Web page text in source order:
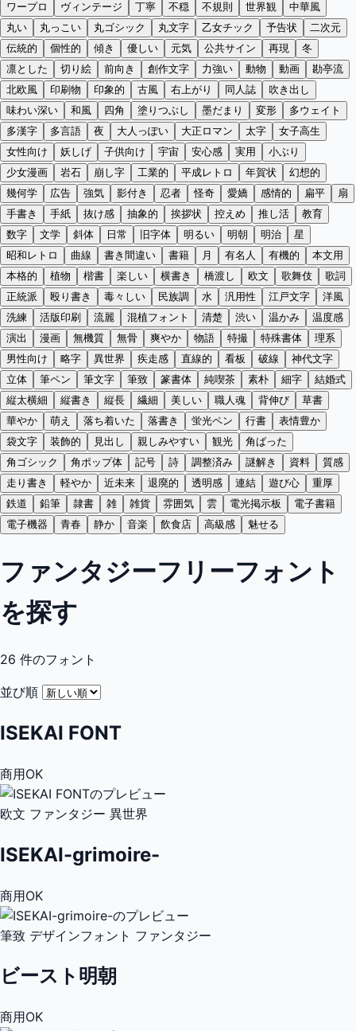
ワープロ
ヴィンテージ 丁寧 不穏 不規則 世界観
中華風
丸い
丸っこい 丸ゴシック 丸文字 乙女チック 予告状
二次元
伝統的
個性的 傾き 優しい 元気 公共サイン 再現
冬
凛とした
切り絵 前向き 創作文字 力強い 動物 動画
勘亭流
北欧風
印刷物 印象的 古風 右上がり 同人誌
吹き出し
味わい深い
和風 四角 塗りつぶし 墨だまり 変形
多ウェイト
多漢字
多言語 夜 大人っぽい 大正ロマン 太字
女子高生
女性向け
妖しげ 子供向け 宇宙 安心感 実用
小ぶり
少女漫画
岩石 崩し字 工業的 平成レトロ 年賀状
幻想的
幾何学
広告 強気 影付き 忍者 怪奇 愛嬌 感情的 扁平
扇
手書き
手紙 抜け感 抽象的 挨拶状 控えめ 推し活
教育
数字
文学 斜体 日常 旧字体 明るい 明朝 明治
星
昭和レトロ
曲線 書き間違い 書籍 月 有名人 有機的
本文用
本格的
植物 楷書 楽しい 横書き 橋渡し 欧文 歌舞伎
歌詞
正統派
殴り書き 毒々しい 民族調 水 汎用性 江戸文字
洋風
洗練
活版印刷 流麗 混植フォント 清楚 渋い 温かみ
温度感
演出
漫画 無機質 無骨 爽やか 物語 特撮 特殊書体
理系
男性向け
略字 異世界 疾走感 直線的 看板 破線
神代文字
立体
筆ペン 筆文字 筆致 篆書体 純喫茶 素朴 細字
結婚式
縦太横細
縦書き 縦長 繊細 美しい 職人魂 背伸び
草書
華やか
萌え 落ち着いた 落書き 蛍光ペン 行書
表情豊か
袋文字
装飾的 見出し 親しみやすい 観光
角ばった
角ゴシック
角ポップ体 記号 詩 調整済み 謎解き 資料
質感
走り書き
軽やか 近未来 退廃的 透明感 連結 遊び心
重厚
鉄道
鉛筆 隷書 雑 雑貨 雰囲気 雲 電光掲示板
電子書籍
電子機器
青春 静か 音楽 飲食店 高級感 魅せる
ファンタジーフリーフォント
を探す
26 件のフォント
並び順
ISEKAI FONT
商用OK
欧文 ファンタジー 異世界
ISEKAI-grimoire-
商用OK
筆致 デザインフォント ファンタジー
ビースト明朝
商用OK